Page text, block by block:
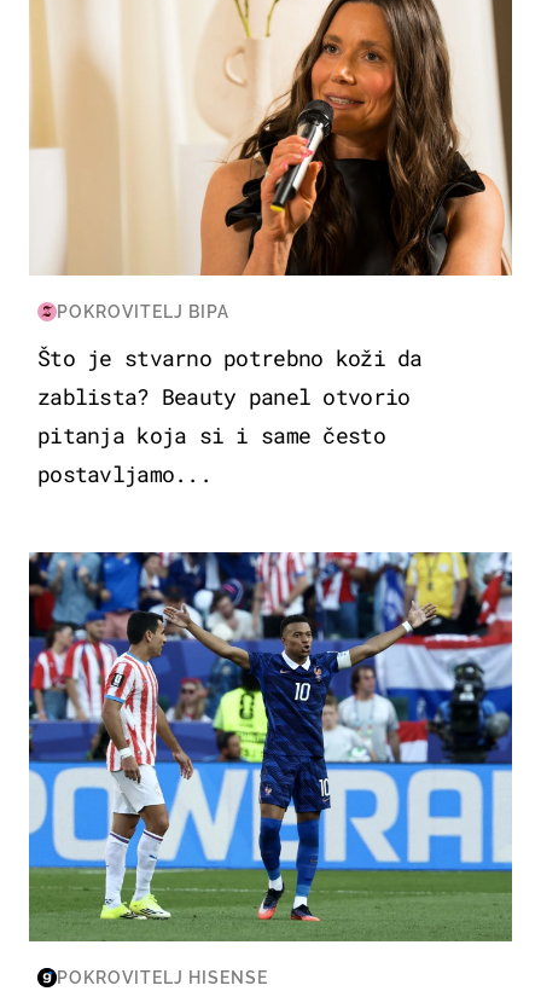
POKROVITELJ BIPA
Što je stvarno potrebno koži da
zablista? Beauty panel otvorio
pitanja koja si i same često
postavljamo...
SVJETSKO PRVENSTVO 2026
POKROVITELJ HISENSE